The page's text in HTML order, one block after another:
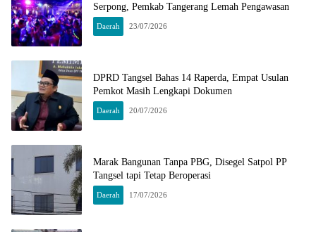
Serpong, Pemkab Tangerang Lemah Pengawasan
Daerah 23/07/2026
DPRD Tangsel Bahas 14 Raperda, Empat Usulan
Pemkot Masih Lengkapi Dokumen
Daerah 20/07/2026
Marak Bangunan Tanpa PBG, Disegel Satpol PP
Tangsel tapi Tetap Beroperasi
Daerah 17/07/2026